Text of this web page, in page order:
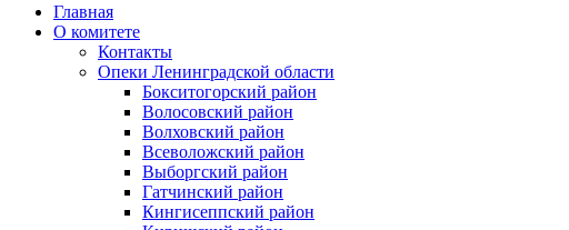
Главная
О комитете
Контакты
Опеки Ленинградской области
Бокситогорский район
Волосовский район
Волховский район
Всеволожский район
Выборгский район
Гатчинский район
Кингисеппский район